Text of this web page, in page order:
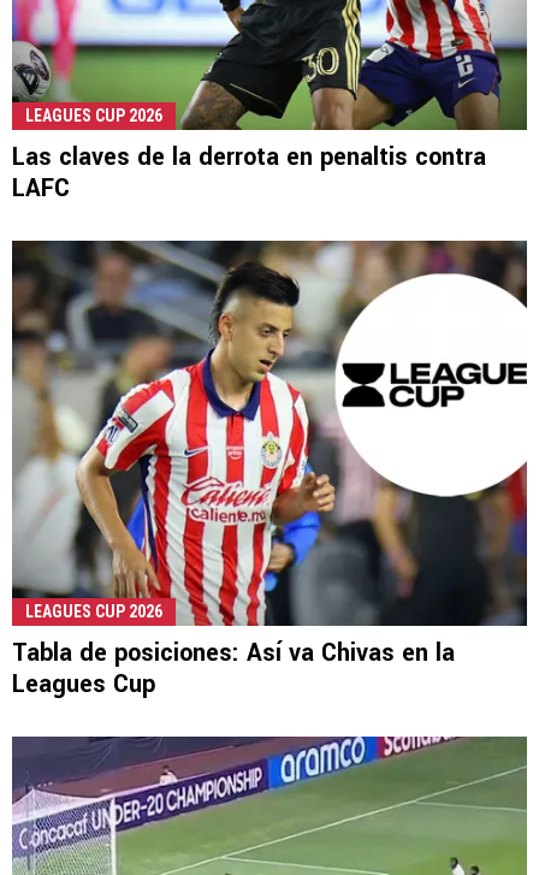
LEAGUES CUP 2026
Las claves de la derrota en penaltis contra
LAFC
LEAGUES CUP 2026
Tabla de posiciones: Así va Chivas en la
Leagues Cup